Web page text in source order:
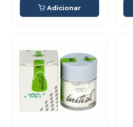
Adicionar